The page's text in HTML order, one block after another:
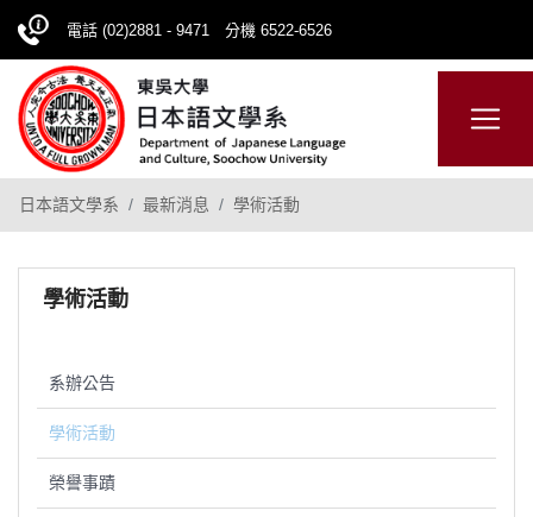
電話 (02)2881 - 9471 分機 6522-6526
日本語 ENGLISH
日本語文學系 最新消息 學術活動
學術活動
系辦公告
學術活動
榮譽事蹟